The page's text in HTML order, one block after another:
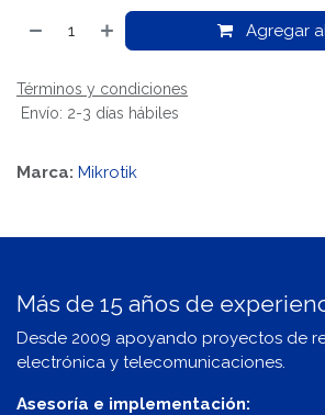
Agregar
Términos y condiciones
Envío: 2-3 días hábiles
Marca: Mikrotik
Más de 15 años de
Desde 2009 apoyando proyectos de
electrónica y telecomunicaciones.
Asesoría e implementación: